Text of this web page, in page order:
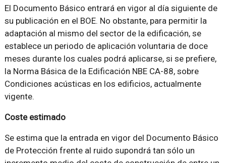
El Documento Básico entrará en vigor al día siguiente de
su publicación en el BOE. No obstante, para permitir la
adaptación al mismo del sector de la edificación, se
establece un periodo de aplicación voluntaria de doce
meses durante los cuales podrá aplicarse, si se prefiere,
la Norma Básica de la Edificación NBE CA-88, sobre
Condiciones acústicas en los edificios, actualmente
vigente.
Coste estimado
Se estima que la entrada en vigor del Documento Básico
de Protección frente al ruido supondrá tan sólo un